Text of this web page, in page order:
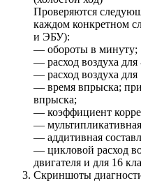
Проверяются
каждом конкретном
и ЭБУ):
— обороты в минуту;
— расход воздуха для
— расход воздуха для
— время впрыска;
впрыска;
— коэффициент
—
— аддитивная
— цикловой расход
двигателя и для 16
Скриншоты